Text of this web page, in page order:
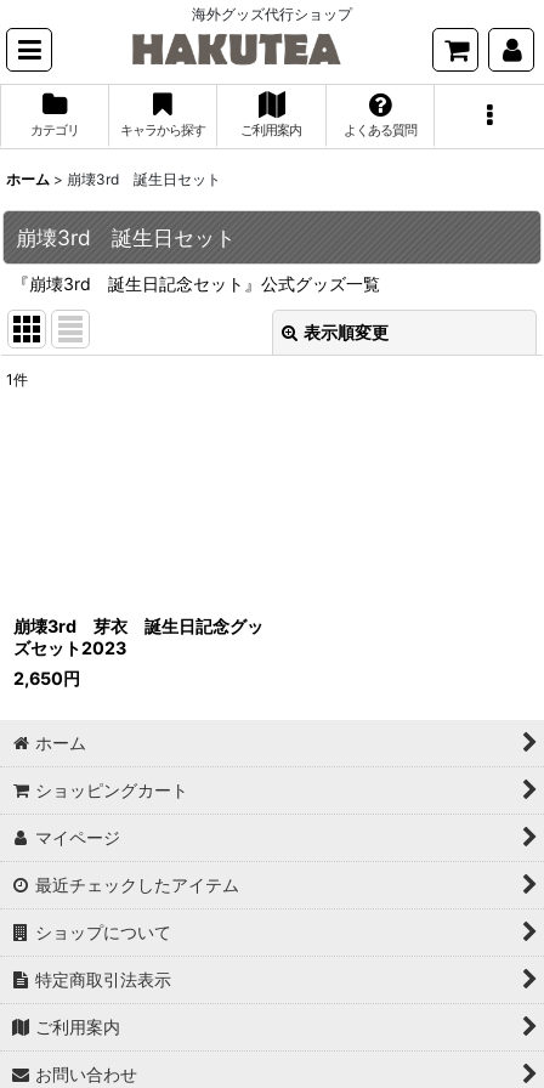
海外グッズ代行ショップ
カテゴリ キャラから探す ご利用案内 よくある質問
ホーム > 崩壊3rd 誕生日セット
崩壊3rd 誕生日セット
『崩壊3rd 誕生日記念セット』公式グッズ一覧
表示順変更
1件
崩壊3rd 芽衣 誕生日記念グッ
ズセット2023
2,650円
ホーム
ショッピングカート
マイページ
最近チェックしたアイテム
ショップについて
特定商取引法表示
ご利用案内
お問い合わせ